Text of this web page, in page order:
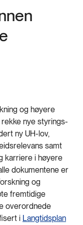
og høyere
rekke nye styrings-
ny UH-lov,
samt
karriere i høyere
dokumentene er
og
fremtidige
overordnede
i Langtidsplan